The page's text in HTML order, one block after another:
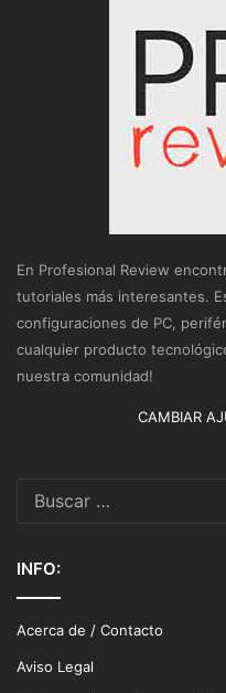
En Profesional Review
tutoriales más interesantes.
configuraciones de PC,
cualquier producto
nuestra comunidad!
CAMBIAR
INFO:
Acerca de / Contacto
Aviso Legal